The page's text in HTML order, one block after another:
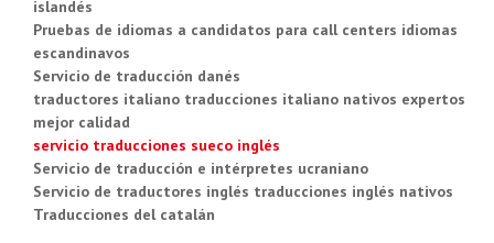
islandés
Pruebas de idiomas a candidatos para call centers idiomas
escandinavos
Servicio de traducción danés
traductores italiano traducciones italiano nativos expertos
mejor calidad
servicio traducciones sueco inglés
Servicio de traducción e intérpretes ucraniano
Servicio de traductores inglés traducciones inglés nativos
Traducciones del catalán